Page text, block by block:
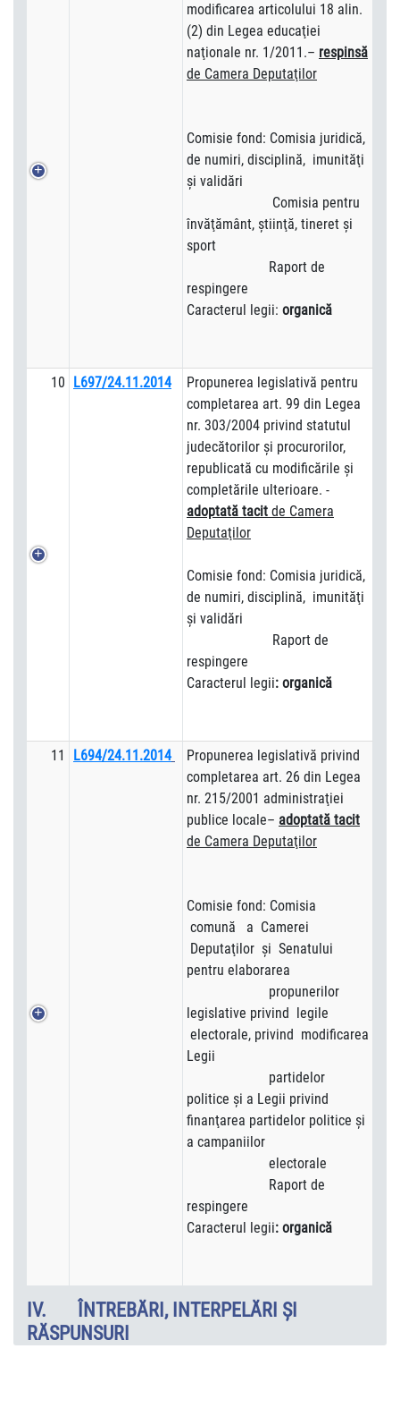
modificarea articolului 18 alin.
(2) din Legea educaţiei
naţionale nr. 1/2011.– respinsă
de Camera Deputaţilor
Comisie fond: Comisia juridică,
de numiri, disciplină, imunităţi
şi validări
Comisia pentru
învăţământ, ştiinţă, tineret şi
sport
Raport de
respingere
Caracterul legii: organică
10 L697/24.11.2014
Propunerea legislativă pentru
completarea art. 99 din Legea
nr. 303/2004 privind statutul
judecătorilor şi procurorilor,
republicată cu modificările şi
completările ulterioare. -
adoptată tacit de Camera
Deputaţilor
Comisie fond: Comisia juridică,
de numiri, disciplină, imunităţi
şi validări
Raport de
respingere
Caracterul legii: organică
11 L694/24.11.2014
Propunerea legislativă privind
completarea art. 26 din Legea
nr. 215/2001 administraţiei
publice locale– adoptată tacit
de Camera Deputaţilor
Comisie fond: Comisia
comună a Camerei
Deputaţilor şi Senatului
pentru elaborarea
propunerilor
legislative privind legile
electorale, privind modificarea
Legii
partidelor
politice şi a Legii privind
finanţarea partidelor politice şi
a campaniilor
electorale
Raport de
respingere
Caracterul legii: organică
IV. ÎNTREBĂRI, INTERPELĂRI ŞI
RĂSPUNSURI